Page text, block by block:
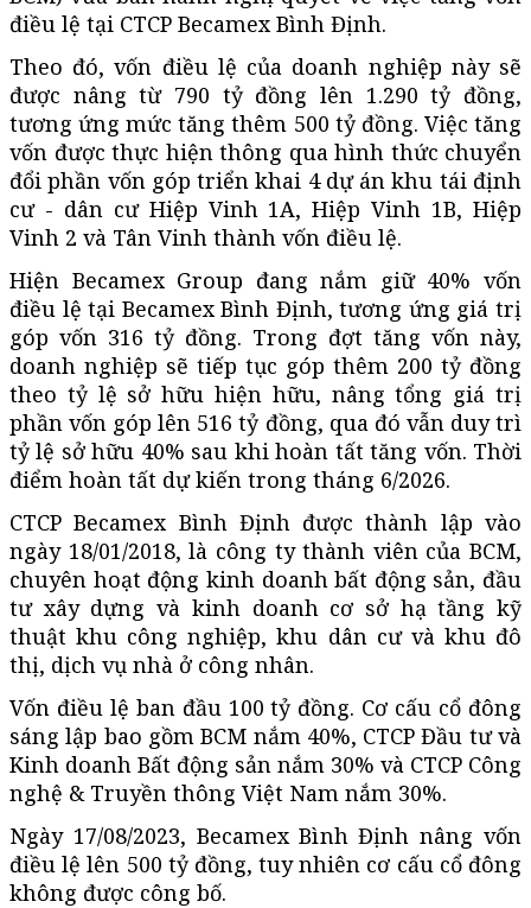
điều lệ tại CTCP Becamex Bình Định.
Theo đó, vốn điều lệ của doanh nghiệp này sẽ
được nâng từ 790 tỷ đồng lên 1.290 tỷ đồng,
tương ứng mức tăng thêm 500 tỷ đồng. Việc tăng
vốn được thực hiện thông qua hình thức chuyển
đổi phần vốn góp triển khai 4 dự án khu tái định
cư - dân cư Hiệp Vinh 1A, Hiệp Vinh 1B, Hiệp
Vinh 2 và Tân Vinh thành vốn điều lệ.
Hiện Becamex Group đang nắm giữ 40% vốn
điều lệ tại Becamex Bình Định, tương ứng giá trị
góp vốn 316 tỷ đồng. Trong đợt tăng vốn này,
doanh nghiệp sẽ tiếp tục góp thêm 200 tỷ đồng
theo tỷ lệ sở hữu hiện hữu, nâng tổng giá trị
phần vốn góp lên 516 tỷ đồng, qua đó vẫn duy trì
tỷ lệ sở hữu 40% sau khi hoàn tất tăng vốn. Thời
điểm hoàn tất dự kiến trong tháng 6/2026.
CTCP Becamex Bình Định được thành lập vào
ngày 18/01/2018, là công ty thành viên của BCM,
chuyên hoạt động kinh doanh bất động sản, đầu
tư xây dựng và kinh doanh cơ sở hạ tầng kỹ
thuật khu công nghiệp, khu dân cư và khu đô
thị, dịch vụ nhà ở công nhân.
Vốn điều lệ ban đầu 100 tỷ đồng. Cơ cấu cổ đông
sáng lập bao gồm BCM nắm 40%, CTCP Đầu tư và
Kinh doanh Bất động sản nắm 30% và CTCP Công
nghệ & Truyền thông Việt Nam nắm 30%.
Ngày 17/08/2023, Becamex Bình Định nâng vốn
điều lệ lên 500 tỷ đồng, tuy nhiên cơ cấu cổ đông
không được công bố.